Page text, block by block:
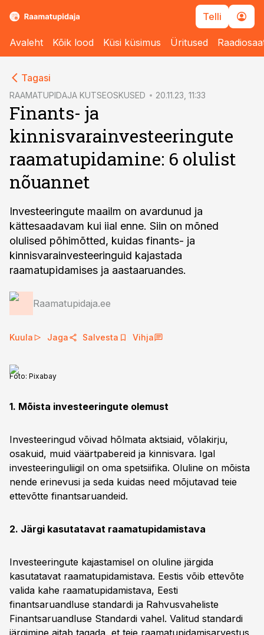
Telli
Avaleht Kõik lood Küsi küsimus Üritused
Tagasi
RAAMATUPIDAJA KUTSEOSKUSED 20.11.23, 11:33
Finants- ja
kinnisvarainvesteeringute
raamatupidamine: 6 olulist
nõuannet
Investeeringute maailm on avardunud ja
kättesaadavam kui iial enne. Siin on mõned
olulised põhimõtted, kuidas finants- ja
kinnisvarainvesteeringuid kajastada
raamatupidamises ja aastaaruandes.
Raamatupidaja.ee
Kuula Jaga Salvesta Vihja
Foto: Pixabay
1. Mõista investeeringute olemust
Investeeringud võivad hõlmata aktsiaid, võlakirju,
osakuid, muid väärtpabereid ja kinnisvara. Igal
investeeringuliigil on oma spetsiifika. Oluline on mõista
nende erinevusi ja seda kuidas need mõjutavad teie
ettevõtte finantsaruandeid.
2. Järgi kasutatavat raamatupidamistava
Investeeringute kajastamisel on oluline järgida
kasutatavat raamatupidamistava. Eestis võib ettevõte
valida kahe raamatupidamistava, Eesti
finantsaruandluse standardi ja Rahvusvaheliste
Finantsaruandluse Standardi vahel. Valitud standardi
järgimine aitab tagada, et teie raamatupidamisarvestus